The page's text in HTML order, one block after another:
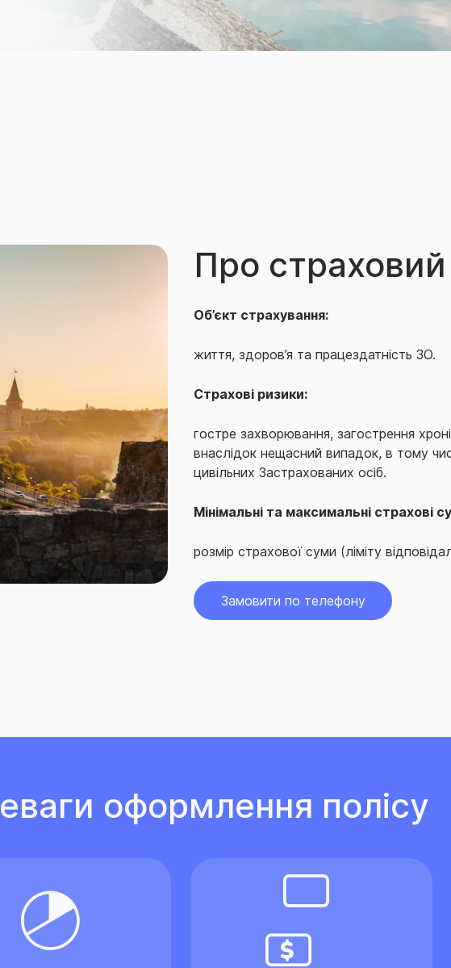
Про
Об’єкт страхування:
життя, здоров’я та працездатність ЗО.
Страхові ризики:
гостре захворювання, загострення
внаслідок нещасний випадок, в тому
цивільних Застрахованих осіб.
Мінімальні та максимальні страхові
розмір страхової суми (ліміту
Замовити по телефону
оформлення полісу